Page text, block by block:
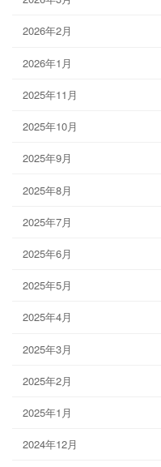
2026年2月
2026年1月
2025年11月
2025年10月
2025年9月
2025年8月
2025年7月
2025年6月
2025年5月
2025年4月
2025年3月
2025年2月
2025年1月
2024年12月